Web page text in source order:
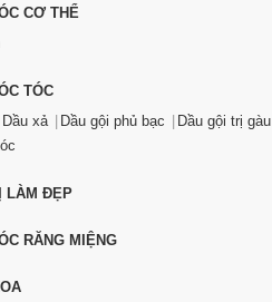
CƠ THỂ
TÓC
Dầu xả Dầu gội phủ bạc
Dầu gội trị gàu
LÀM ĐẸP
RĂNG MIỆNG